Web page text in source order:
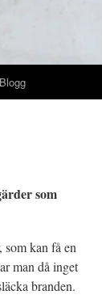
Blogg
som
som kan få en
man då inget
branden.